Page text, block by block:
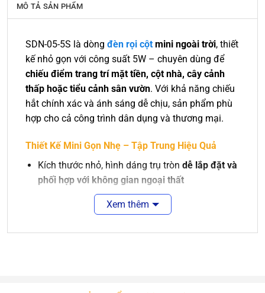
MÔ TẢ SẢN PHẨM
SDN-05-5S là dòng đèn rọi cột mini ngoài trời, thiết
kế nhỏ gọn với công suất 5W – chuyên dùng để
chiếu điểm trang trí mặt tiền, cột nhà, cây cảnh
thấp hoặc tiểu cảnh sân vườn. Với khả năng chiếu
hắt chính xác và ánh sáng dễ chịu, sản phẩm phù
hợp cho cả công trình dân dụng và thương mại.
Thiết Kế Mini Gọn Nhẹ – Tập Trung Hiệu Quả
Kích thước nhỏ, hình dáng trụ tròn dễ lắp đặt và
phối hợp với không gian ngoại thất
Chân xoay linh hoạt, có thểđiều chỉnh góc
cầu
Xem thêm